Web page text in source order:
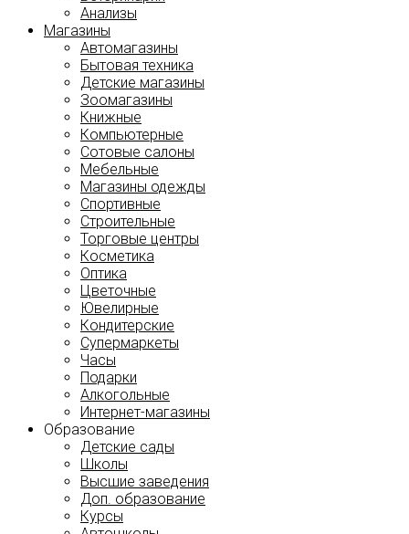
Анализы
Магазины
Автомагазины
Бытовая техника
Детские магазины
Зоомагазины
Книжные
Компьютерные
Сотовые салоны
Мебельные
Магазины одежды
Спортивные
Строительные
Торговые центры
Косметика
Оптика
Цветочные
Ювелирные
Кондитерские
Супермаркеты
Часы
Подарки
Алкогольные
Интернет-магазины
Образование
Детские сады
Школы
Высшие заведения
Доп. образование
Курсы